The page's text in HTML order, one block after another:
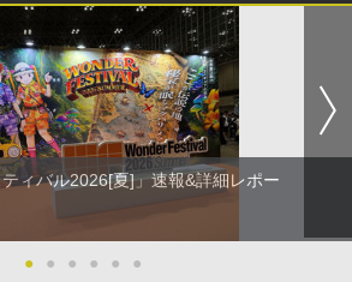
ティバル2026[夏]」速報&詳細レポー
● ● ● ● ● ●